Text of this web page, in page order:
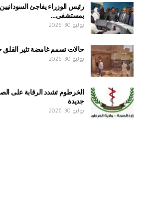
رئيس الوزراء يفاجئ السودانيين
بمستشفى…
يوليو 30, 2026
حالات تسمم غامضة تثير
يوليو 30, 2026
الخرطوم تشدد الرقابة على
جديدة
يوليو 30, 2026